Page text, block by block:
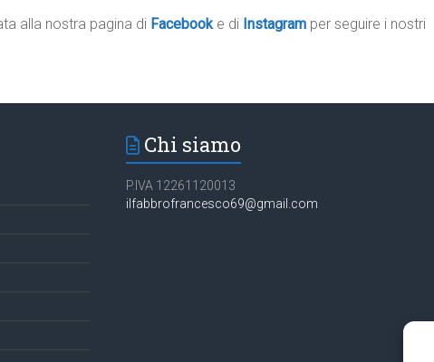
alla nostra pagina di Facebook e di Instagram per seguire i nostri
Chi siamo
P.IVA 12261120013
ilfabbrofrancesco69@gmail.com